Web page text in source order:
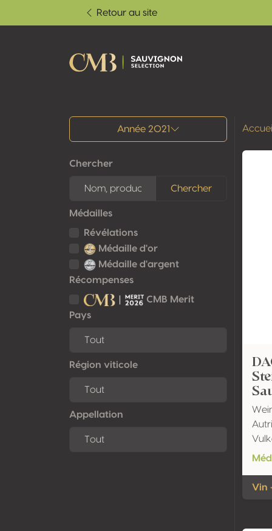
Retour au site
Tous les résultats
Année 2021
Chercher
Chercher
Médailles
Révélations
Médaille d'or
Médaille d'argent
Récompenses
CMB Merit
Pays
Région viticole
Appellation
Accueil
Vin